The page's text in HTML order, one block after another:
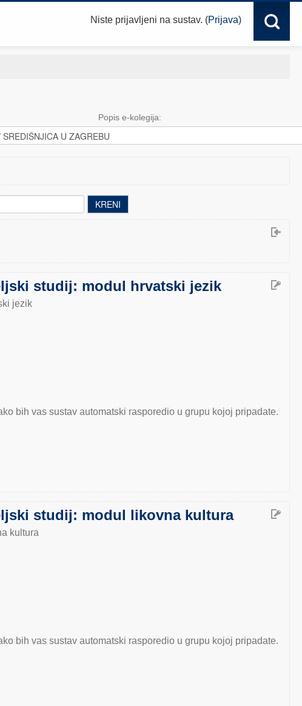
Niste prijavljeni na sustav. (Prijava)
Popis e-kolegija:
studij: modul hrvatski jezik
jezik
bih vas sustav automatski rasporedio u grupu kojoj pripadate.
studij: modul likovna kultura
kultura
bih vas sustav automatski rasporedio u grupu kojoj pripadate.